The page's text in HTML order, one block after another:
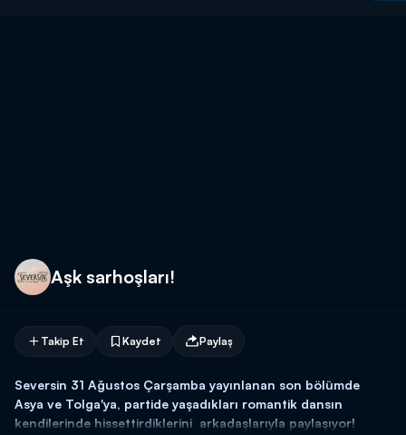
Aşk sarhoşları!
Takip Et Kaydet Paylaş
Seversin 31 Ağustos Çarşamba yayınlanan son bölümde
Asya ve Tolga'ya, partide yaşadıkları romantik dansın
kendilerinde hissettirdiklerini arkadaşlarıyla paylaşıyor!